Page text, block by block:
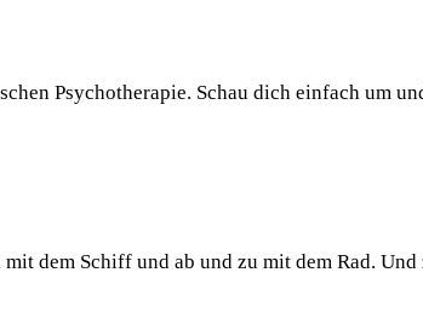
Psychotherapie. Schau dich einfach um
dem Schiff und ab und zu mit dem Rad.